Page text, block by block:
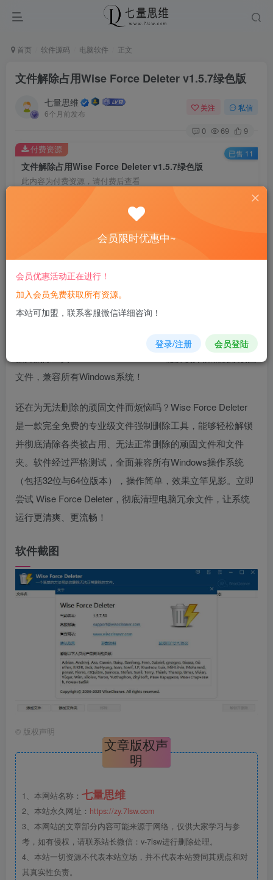
首页 软件源码 电脑软件 正文
文件解除占用Wise Force Deleter v1.5.7绿色版
七量思维
6个月前发布
关注 私信
0 69 9
文件解除占用Wise Force Deleter v1.5.7绿色版
此内容为付费资源，请付费后查看
6.6
您当前未登录！建议登陆后购买，可保存购买订单
付费资源 已售 11
文件，兼容所有Windows系统！
还在为无法删除的顽固文件而烦恼吗？Wise Force Deleter
是一款完全免费的专业级文件强制删除工具，能够轻松解锁
并彻底清除各类被占用、无法正常删除的顽固文件和文件
夹。软件经过严格测试，全面兼容所有Windows操作系统
（包括32位与64位版本），操作简单，效果立竿见影。立即
尝试 Wise Force Deleter，彻底清理电脑冗余文件，让系统
运行更清爽、更流畅！
软件截图
© 版权声明
文章版权声
明
1、本网站名称： 七量思维
2、本站永久网址： https://zy.7lsw.com
3、本网站的文章部分内容可能来源于网络，仅供大家学习与参
考，如有侵权，请联系站长微信：v-7lsw进行删除处理。
4、本站一切资源不代表本站立场，并不代表本站赞同其观点和对
其真实性负责。
会员限时优惠中~
会员优惠活动正在进行！
加入会员免费获取所有资源。
本站可加盟，联系客服微信详细咨询！
登录/注册 会员登陆